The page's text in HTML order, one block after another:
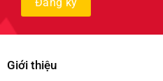
Giới thiệu